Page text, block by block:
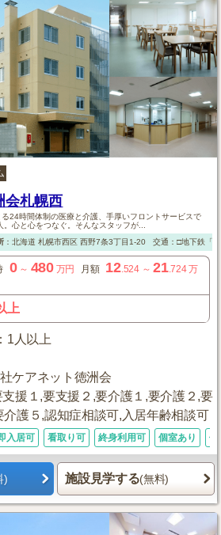
会札幌西
24時間体制の医療と介護、手厚いフロントサービスで
心と心をつなぐ。そんなスタッフが...
： 北海道 札幌市西区西野7条3丁目1-20 交通：□地下鉄「
0～ 480 万円 月額 12.524～21.724万
上
1人以上
ケアネット徳洲会
支援１,要支援２,要介護１,要介護２,要
護５,認知症相談可,入居年齢相談可
入居可 看取り可 終身利用可 個室あり 体
) 施設見学する(無料)